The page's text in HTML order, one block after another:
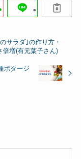
サラダ｣の作り方・
倍増(有元葉子さん)
ポタージ